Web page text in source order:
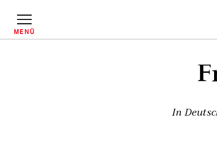
Inhalt
MENÜ
In